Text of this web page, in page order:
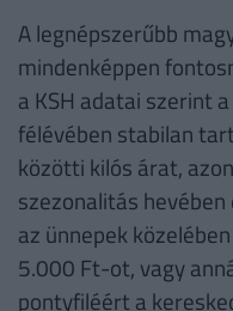
A legnépszerűbb
mindenképpen
a KSH adatai szerint
félévében stabilan
közötti kilós árat,
szezonalitás
az ünnepek
5.000 Ft-ot, vagy
pontyfiléért a